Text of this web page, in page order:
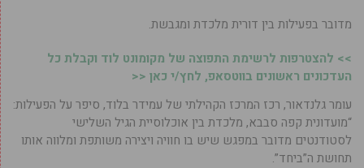
מדובר בפעילות בין דורית מלכדת ומגבשת.
>> להצטרפות לרשימת התפוצה של מקומונט לוד וקבלת כל
העדכונים ראשונים בווטסאפ, לחץ/י כאן <<
עומר גלנדאור, רכז המרכז הקהילתי של עמידר בלוד, סיפר על הפעילות:
“מועדונית קפה סבבא, מלכדת בין אוכלוסיית הגיל השלישי
לסטודנטים מדובר במפגש שיש בו חוויה ויצירה משותפת ומלווה אותו
תחושת ה”ביחד”.